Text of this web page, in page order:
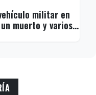
militar en
muerto y varios